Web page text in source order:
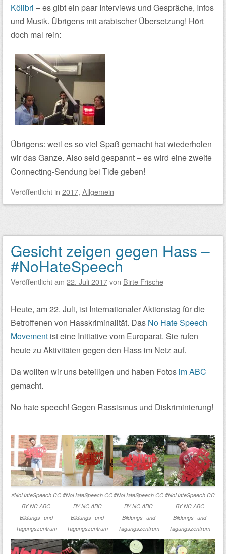
Kölibri – es gibt ein paar Interviews und Gespräche, Infos
und Musik. Übrigens mit arabischer Übersetzung! Hört
doch mal rein:
Übrigens: weil es so viel Spaß gemacht hat wiederholen
wir das Ganze. Also seid gespannt – es wird eine zweite
Connecting-Sendung bei Tide geben!
Veröffentlicht in 2017, Allgemein
Gesicht zeigen gegen Hass –
#NoHateSpeech
Veröffentlicht am 22. Juli 2017von Birte Frische
Heute, am 22. Juli, ist Internationaler Aktionstag für die
Betroffenen von Hasskriminalität. Das No Hate Speech
Movement ist eine Initiative vom Europarat. Sie rufen
heute zu Aktivitäten gegen den Hass im Netz auf.
Da wollten wir uns beteiligen und haben Fotos im ABC
gemacht.
No hate speech! Gegen Rassismus und Diskriminierung!
#NoHateSpeech CC
BY NC ABC
Bildungs- und
Tagungszentrum
#NoHateSpeech CC
BY NC ABC
Bildungs- und
Tagungszentrum
#NoHateSpeech CC
BY NC ABC
Bildungs- und
Tagungszentrum
#NoHateSpeech CC
BY NC ABC
Bildungs- und
Tagungszentrum